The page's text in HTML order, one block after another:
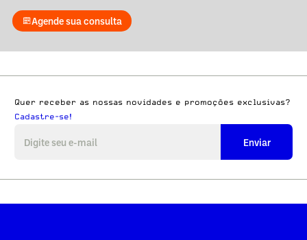
Agende sua consulta
Quer receber as nossas novidades e promoções exclusivas?
Cadastre-se!
Enviar